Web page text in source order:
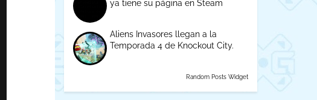
ya tiene su página en Steam
Aliens Invasores llegan a la
Temporada 4 de Knockout City.
Random Posts Widget